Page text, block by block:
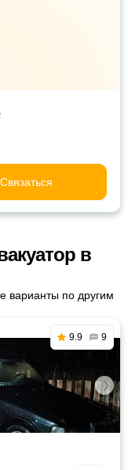
Связаться
в
варианты по другим
9.9 9